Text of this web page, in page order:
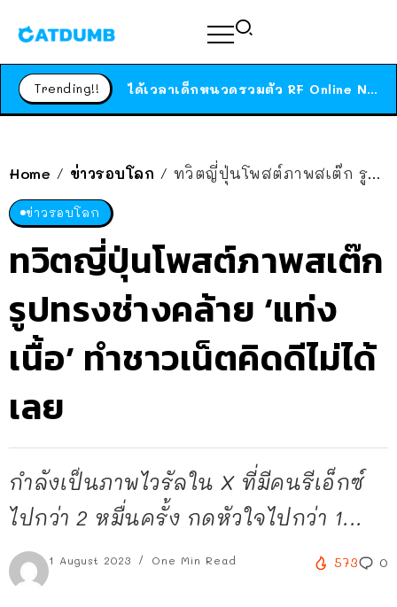
Trending!! ได้เวลาเด็กหนวดรวมตัว RF Online Next เปิดให้เล่นแล้ว เกม Sci-Fi MMORPG ระดับตำนาน เล่นได้ทั้งมือถือและ PC
Home / ข่าวรอบโลก / ทวิตญี่ปุ่นโพสต์ภาพสเต๊ก รูปทรงช่างคล้าย ‘แท่งเนื้อ’ ทำชาวเน็ตคิดดีไม่ได้เลย
ข่าวรอบโลก
ทวิตญี่ปุ่นโพสต์ภาพสเต๊ก
รูปทรงช่างคล้าย ‘แท่ง
เนื้อ’ ทำชาวเน็ตคิดดีไม่ได้
เลย
กำลังเป็นภาพไวรัลใน X ที่มีคนรีเอ็กซ์
ไปกว่า 2 หมื่นครั้ง กดหัวใจไปกว่า 1...
1 August 2023 One Min Read 573 0